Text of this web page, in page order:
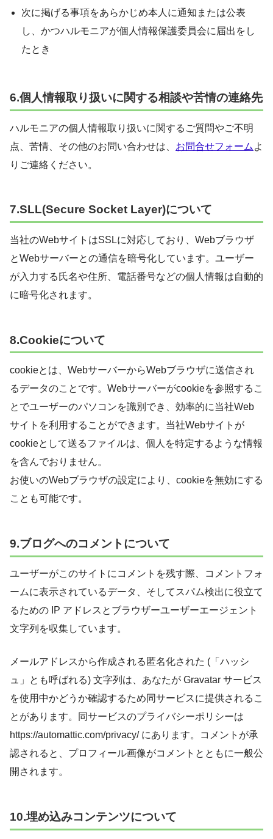
次に掲げる事項をあらかじめ本人に通知または公表
し、かつハルモニアが個人情報保護委員会に届出をし
たとき
6.個人情報取り扱いに関する相談や苦情の連絡先
ハルモニアの個人情報取り扱いに関するご質問やご不明
点、苦情、その他のお問い合わせは、 お問合せフォーム よ
りご連絡ください。
7.SLL(Secure Socket Layer)について
当社のWebサイトはSSLに対応しており、Webブラウザ
とWebサーバーとの通信を暗号化しています。ユーザー
が入力する氏名や住所、電話番号などの個人情報は自動的
に暗号化されます。
8.Cookieについて
cookieとは、WebサーバーからWebブラウザに送信され
るデータのことです。Webサーバーがcookieを参照するこ
とでユーザーのパソコンを識別でき、効率的に当社Web
サイトを利用することができます。当社Webサイトが
cookieとして送るファイルは、個人を特定するような情報
を含んでおりません。
お使いのWebブラウザの設定により、cookieを無効にする
ことも可能です。
9.ブログへのコメントについて
ユーザーがこのサイトにコメントを残す際、コメントフォ
ームに表示されているデータ、そしてスパム検出に役立て
るための IP アドレスとブラウザーユーザーエージェント
文字列を収集しています。
メールアドレスから作成される匿名化された (「ハッシ
ュ」とも呼ばれる) 文字列は、あなたが Gravatar サービス
を使用中かどうか確認するため同サービスに提供されるこ
とがあります。同サービスのプライバシーポリシーは
https://automattic.com/privacy/ にあります。コメントが承
認されると、プロフィール画像がコメントとともに一般公
開されます。
10.埋め込みコンテンツについて